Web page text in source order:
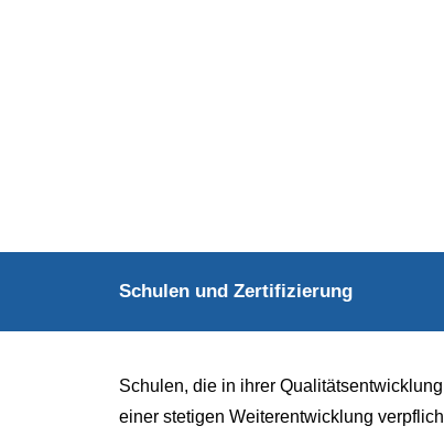
Schulen und Zertifizierung
Schulen, die in ihrer
einer stetigen Weiterentwicklung